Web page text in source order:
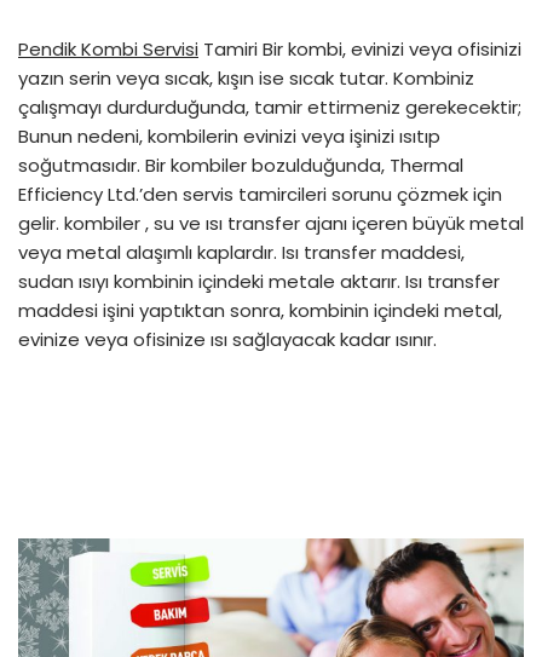
Pendik Kombi Servisi Tamiri Bir kombi, evinizi veya ofisinizi
yazın serin veya sıcak, kışın ise sıcak tutar. Kombiniz
çalışmayı durdurduğunda, tamir ettirmeniz gerekecektir;
Bunun nedeni, kombilerin evinizi veya işinizi ısıtıp
soğutmasıdır. Bir kombiler bozulduğunda, Thermal
Efficiency Ltd.’den servis tamircileri sorunu çözmek için
gelir. kombiler , su ve ısı transfer ajanı içeren büyük metal
veya metal alaşımlı kaplardır. Isı transfer maddesi,
sudan ısıyı kombinin içindeki metale aktarır. Isı transfer
maddesi işini yaptıktan sonra, kombinin içindeki metal,
evinize veya ofisinize ısı sağlayacak kadar ısınır.